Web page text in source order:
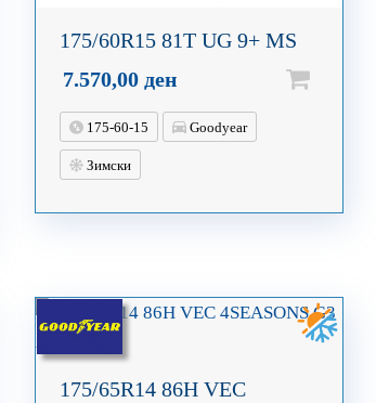
175/60R15 81T UG 9+ MS
7.570,00 ден
175-60-15 Goodyear
Зимски
175/65R14 86H VEC